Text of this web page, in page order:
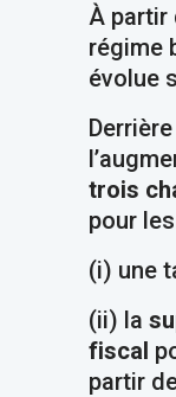
À partir
régime
évolue
trois
pour
(i) une
(ii) la
fiscal
partir